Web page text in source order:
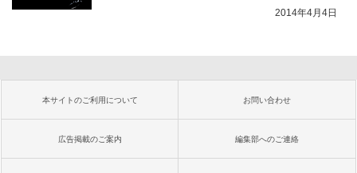
2014年4月4日
本サイトのご利用について お問い合わせ
広告掲載のご案内 編集部へのご連絡